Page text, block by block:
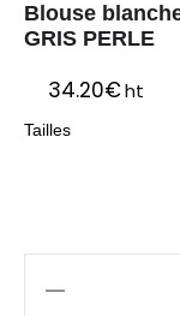
Blouse
GRIS PERLE
34.20€ht
Tailles